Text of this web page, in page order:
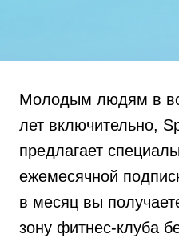
Молодым людям в
лет включительно,
предлагает
ежемесячной
в месяц вы
зону фитнес-клуба